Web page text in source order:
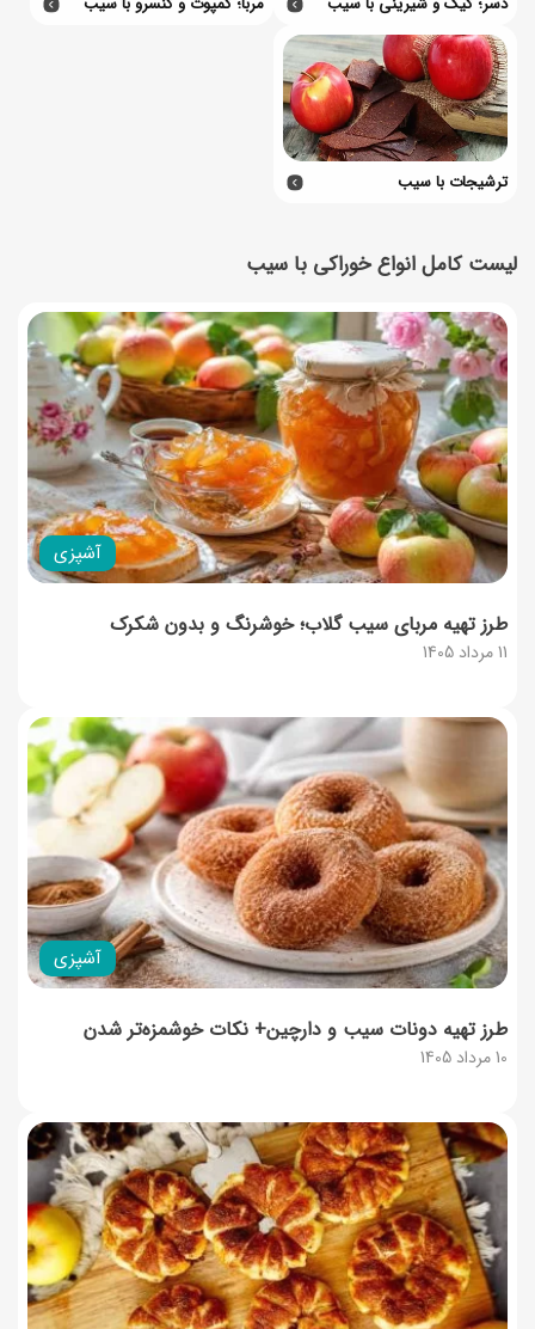
ترشیجات با سیب
لیست کامل انواع خوراکی با سیب
آشپزی
11 مرداد 1405
طرز تهیه مربای سیب گلاب؛ خوشرنگ و بدون شکرک
آشپزی
10 مرداد 1405
طرز تهیه دونات سیب و دارچین+ نکات خوشمزه‌تر شدن